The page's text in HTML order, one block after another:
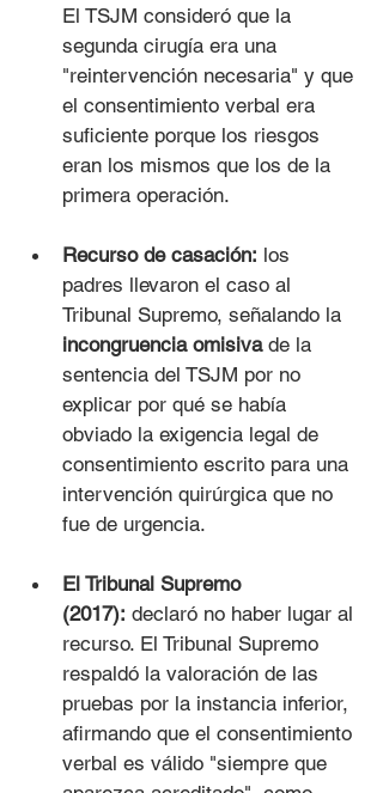
El TSJM consideró que la
segunda cirugía era una
"reintervención necesaria" y que
el consentimiento verbal era
suficiente porque los riesgos
eran los mismos que los de la
primera operación.
Recurso de casación: los
padres llevaron el caso al
Tribunal Supremo, señalando la
incongruencia omisiva de la
sentencia del TSJM por no
explicar por qué se había
obviado la exigencia legal de
consentimiento escrito para una
intervención quirúrgica que no
fue de urgencia.
El Tribunal Supremo
(2017): declaró no haber lugar al
recurso. El Tribunal Supremo
respaldó la valoración de las
pruebas por la instancia inferior,
afirmando que el consentimiento
verbal es válido "siempre que